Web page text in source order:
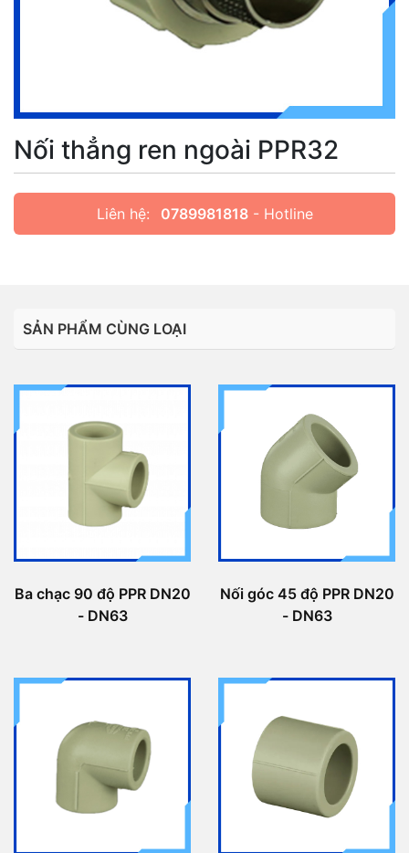
Nối thẳng ren ngoài PPR32
Liên hệ: 0789981818- Hotline
SẢN PHẨM CÙNG LOẠI
Ba chạc 90 độ PPR DN20
- DN63
Nối góc 45 độ PPR DN20
- DN63